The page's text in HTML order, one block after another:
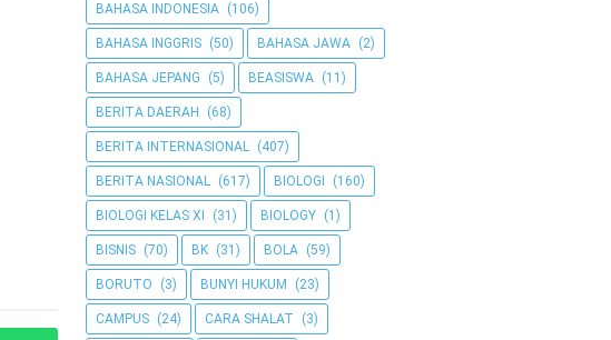
BAHASA INDONESIA (106)
BAHASA INGGRIS (50) BAHASA JAWA (2)
BAHASA JEPANG (5) BEASISWA (11)
BERITA DAERAH (68)
BERITA INTERNASIONAL (407)
BERITA NASIONAL (617) BIOLOGI (160)
BIOLOGI KELAS XI (31) BIOLOGY (1)
BISNIS (70) BK (31) BOLA (59)
BORUTO (3) BUNYI HUKUM (23)
CAMPUS (24) CARA SHALAT (3)